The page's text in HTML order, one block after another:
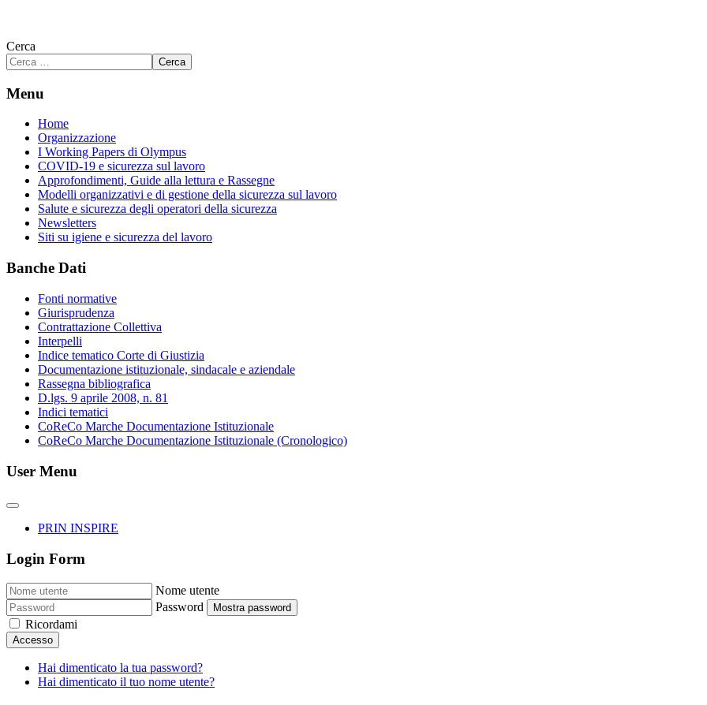
Cerca
Cerca
Menu
Home
Organizzazione
I Working Papers di Olympus
COVID-19 e sicurezza sul lavoro
Approfondimenti, Guide alla lettura e Rassegne
Modelli organizzativi e di gestione della sicurezza sul lavoro
Salute e sicurezza degli operatori della sicurezza
Newsletters
Siti su igiene e sicurezza del lavoro
Banche Dati
Fonti normative
Giurisprudenza
Contrattazione Collettiva
Interpelli
Indice tematico Corte di Giustizia
Documentazione istituzionale, sindacale e aziendale
Rassegna bibliografica
D.lgs. 9 aprile 2008, n. 81
Indici tematici
CoReCo Marche Documentazione Istituzionale
CoReCo Marche Documentazione Istituzionale (Cronologico)
User Menu
PRIN INSPIRE
Login Form
Nome utente
Password
Mostra password
Ricordami
Accesso
Hai dimenticato la tua password?
Hai dimenticato il tuo nome utente?